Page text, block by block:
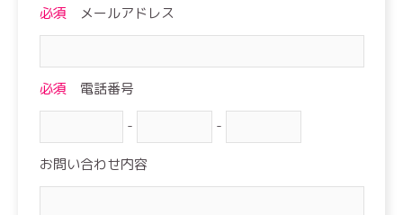
必須 メールアドレス
必須
電話番号
-
-
お問い合わせ内容